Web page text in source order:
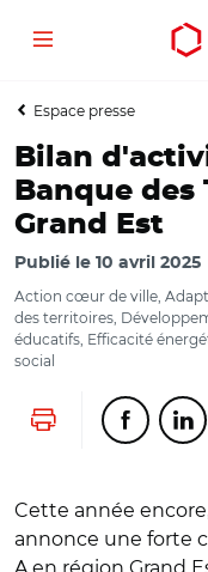
Aller
contenu
Aller
menu
Ouvrir
outils
Menu
Espace presse
Bilan
Banque
Grand Est
Publié le 10 avril 2025
Action cœur de ville,
des territoires,
éducatifs, Efficacité
social
Lancer l'impression
Partager
Cette année
annonce une forte